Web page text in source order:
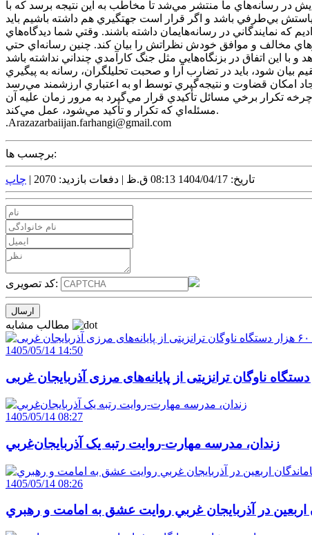
در رسانه‌هاي ما منتشر مي‌شد تا مخاطب به اين نتيجه برسد که با
بي‌طرفي باشد و اگر قرار است جهتگيري هم داشته باشيم بايد
که نمايندگاني در رسانه‌هايمان داشته باشند. وقتي شما ديدگاه‌هاي
مخالف و موافق خودش نظراتش را بيان کند. چنين رسانه‌اي حتي
شود، بايد در تضارب آرا و صحبت تحليلگران، رسانه به پيگيري
چرخه تکرار برخي مسائل تأکيدي قرار مي‌گيرد به مرور زمان عليه آن
مسئله‌اي که تکرار و تأکيد مي‌شود، عمل مي‌کند.
.Arazazarbaiijan.farhangi@gmail.com
برچسب ها:
تاریخ: 1404/04/17 08:13 ق.ظ | دفعات بازدید: 2070 | چاپ
کد تصویری:
1405/05/14 14:50
1405/05/14 08:27
زندان، مدرسه مهارت-روايت رتبه يک آذربايجان‌غربي
1405/05/14 08:26
اربعين در آذربايجان غربي روايت عشق به امامت و رهبري